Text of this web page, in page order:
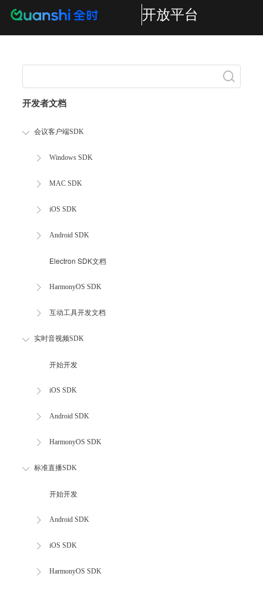
开放平台
开发者文档
会议客户端SDK
Windows SDK
MAC SDK
iOS SDK
Android SDK
Electron SDK文档
HarmonyOS SDK
互动工具开发文档
实时音视频SDK
开始开发
iOS SDK
Android SDK
HarmonyOS SDK
标准直播SDK
开始开发
Android SDK
iOS SDK
HarmonyOS SDK